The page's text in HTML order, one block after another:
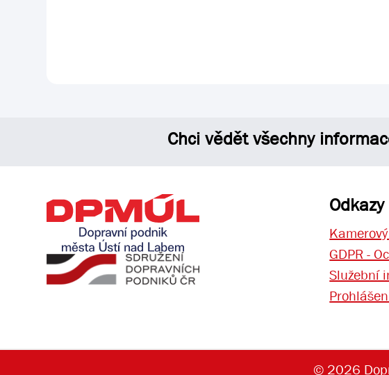
Chci vědět všechny
Odkazy
GDPR -
Služební
© 2026